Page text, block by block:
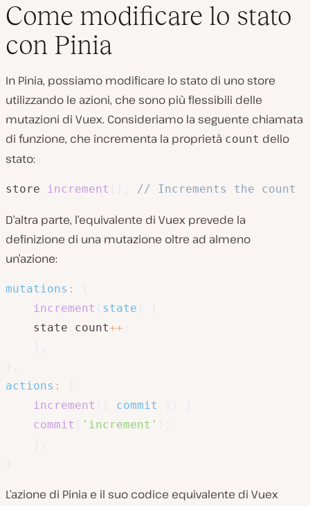
Come modificare lo stato
con Pinia
In Pinia, possiamo modificare lo stato di uno store
utilizzando le azioni, che sono più flessibili delle
mutazioni di Vuex. Consideriamo la seguente chiamata
di funzione, che incrementa la proprietà count dello
stato:
store increment // Increments the count
D’altra parte, l’equivalente di Vuex prevede la
definizione di una mutazione oltre ad almeno
un’azione:
mutations :
increment
state
	state
count++
actions :
increment
commit
commit
'increment'
L’azione di Pinia e il suo codice equivalente di Vuex